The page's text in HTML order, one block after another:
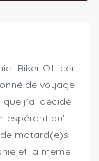
Biker Officer
de voyage
que j'ai décidé
espérant qu'il
motard(e)s
et la même